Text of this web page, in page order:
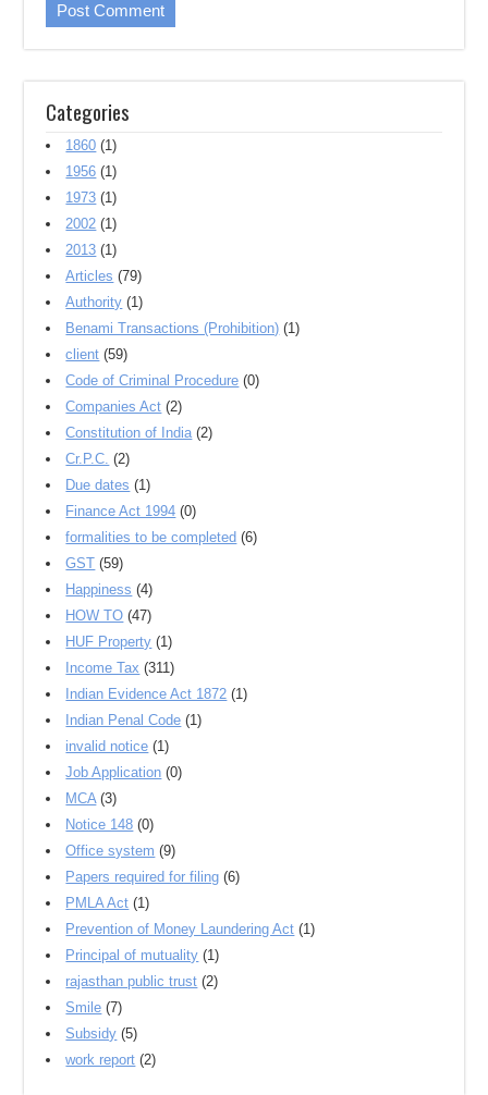
Categories
1860 (1)
1956 (1)
1973 (1)
2002 (1)
2013 (1)
Articles (79)
Authority (1)
Benami Transactions (Prohibition) (1)
client (59)
Code of Criminal Procedure (0)
Companies Act (2)
Constitution of India (2)
Cr.P.C. (2)
Due dates (1)
Finance Act 1994 (0)
formalities to be completed (6)
GST (59)
Happiness (4)
HOW TO (47)
HUF Property (1)
Income Tax (311)
Indian Evidence Act 1872 (1)
Indian Penal Code (1)
invalid notice (1)
Job Application (0)
MCA (3)
Notice 148 (0)
Office system (9)
Papers required for filing (6)
PMLA Act (1)
Prevention of Money Laundering Act (1)
Principal of mutuality (1)
rajasthan public trust (2)
Smile (7)
Subsidy (5)
work report (2)